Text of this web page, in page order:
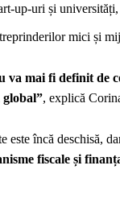
up-uri și
mici și
mai fi definit de
global”, explică
este încă deschisă,
fiscale și